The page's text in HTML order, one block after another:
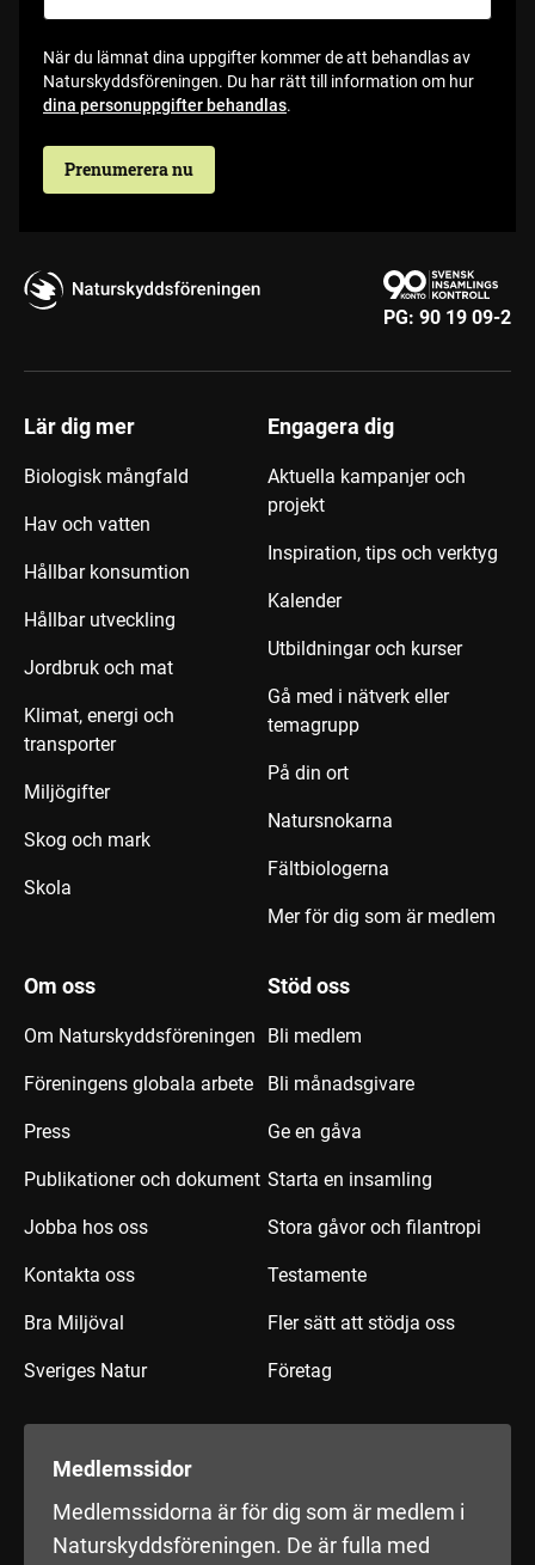
När du lämnat dina uppgifter kommer de att behandlas av
Naturskyddsföreningen. Du har rätt till information om hur
dina personuppgifter behandlas.
Prenumerera nu
PG: 90 19 09-2
Lär dig mer
Biologisk mångfald
Hav och vatten
Hållbar konsumtion
Hållbar utveckling
Jordbruk och mat
Klimat, energi och
transporter
Miljögifter
Skog och mark
Skola
Engagera dig
Aktuella kampanjer och
projekt
Inspiration, tips och verktyg
Kalender
Utbildningar och kurser
Gå med i nätverk eller
temagrupp
På din ort
Natursnokarna
Fältbiologerna
Mer för dig som är medlem
Om oss
Om Naturskyddsföreningen
Föreningens globala arbete
Press
Publikationer och dokument
Jobba hos oss
Kontakta oss
Bra Miljöval
Sveriges Natur
Stöd oss
Bli medlem
Bli månadsgivare
Ge en gåva
Starta en insamling
Stora gåvor och filantropi
Testamente
Fler sätt att stödja oss
Företag
Medlemssidor
Medlemssidorna är för dig som är medlem i
Naturskyddsföreningen. De är fulla med